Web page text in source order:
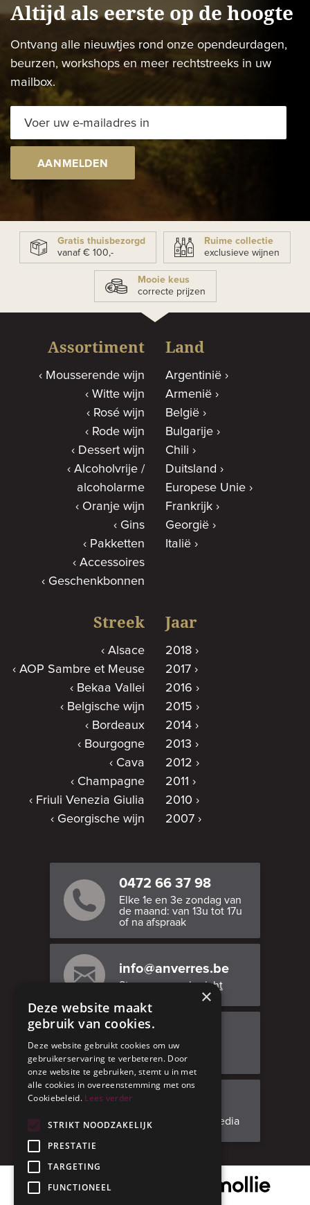
Altijd als eerste op de hoogte
Ontvang alle nieuwtjes rond onze opendeurdagen,
beurzen, workshops en meer rechtstreeks in uw
mailbox.
AANMELDEN
Gratis thuisbezorgd
vanaf € 100,-
Ruime collectie
exclusieve wijnen
Mooie keus
correcte prijzen
Assortiment
Mousserende wijn
Witte wijn
Rosé wijn
Rode wijn
Dessert wijn
Alcoholvrije /
alcoholarme
Oranje wijn
Gins
Pakketten
Accessoires
Geschenkbonnen
Land
Argentinië
Armenië
België
Bulgarije
Chili
Duitsland
Europese Unie
Frankrijk
Georgië
Italië
Streek
Alsace
AOP Sambre et Meuse
Bekaa Vallei
Belgische wijn
Bordeaux
Bourgogne
Cava
Champagne
Friuli Venezia Giulia
Georgische wijn
Jaar
2018
2017
2016
2015
2014
2013
2012
2011
2010
2007
0472 66 37 98
Elke 1e en 3e zondag van
de maand: van 13u tot 17u
of na afspraak
info@anverres.be
Stuur ons een bericht
Adresgegevens
Facebook
Volg ons op social media
Onze veilige betaalpartner
×
Deze website maakt
gebruik van cookies.
Deze website gebruikt cookies om uw
gebruikerservaring te verbeteren. Door
onze website te gebruiken, stemt u in met
alle cookies in overeenstemming met ons
Cookiebeleid. Lees verder
STRIKT NOODZAKELIJK
PRESTATIE
TARGETING
FUNCTIONEEL